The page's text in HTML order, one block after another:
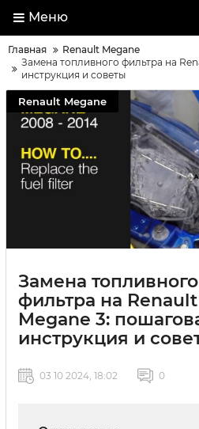
Меню
Главная
Renault Megane
Замена топливного фильтра на
инструкция и советы
Renault Megane
Замена топливного
фильтра на Renault
Megane 3:
инструкция и
03 10 2024, 18:02 0